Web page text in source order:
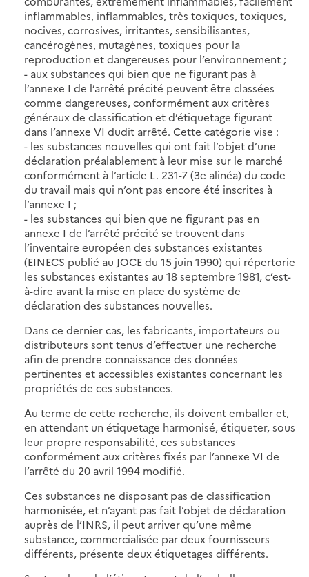
inflammables, inflammables, très toxiques, toxiques,
nocives, corrosives, irritantes, sensibilisantes,
cancérogènes, mutagènes, toxiques pour la
reproduction et dangereuses pour l’environnement ;
- aux substances qui bien que ne figurant pas à
l’annexe I de l’arrêté précité peuvent être classées
comme dangereuses, conformément aux critères
généraux de classification et d’étiquetage figurant
dans l’annexe VI dudit arrêté. Cette catégorie vise :
- les substances nouvelles qui ont fait l’objet d’une
déclaration préalablement à leur mise sur le marché
conformément à l’article L. 231-7 (3e alinéa) du code
du travail mais qui n’ont pas encore été inscrites à
l’annexe I ;
- les substances qui bien que ne figurant pas en
annexe I de l’arrêté précité se trouvent dans
l’inventaire européen des substances existantes
(EINECS publié au JOCE du 15 juin 1990) qui répertorie
les substances existantes au 18 septembre 1981, c’est-
à-dire avant la mise en place du système de
déclaration des substances nouvelles.
Dans ce dernier cas, les fabricants, importateurs ou
distributeurs sont tenus d’effectuer une recherche
afin de prendre connaissance des données
pertinentes et accessibles existantes concernant les
propriétés de ces substances.
Au terme de cette recherche, ils doivent emballer et,
en attendant un étiquetage harmonisé, étiqueter, sous
leur propre responsabilité, ces substances
conformément aux critères fixés par l’annexe VI de
l’arrêté du 20 avril 1994 modifié.
Ces substances ne disposant pas de classification
harmonisée, et n’ayant pas fait l’objet de déclaration
auprès de l’INRS, il peut arriver qu’une même
substance, commercialisée par deux fournisseurs
différents, présente deux étiquetages différents.